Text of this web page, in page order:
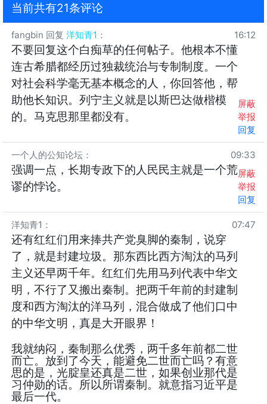
当前共有21条评论
fangbin 回复 洋知青1 ： 16:12
不要回复这个白痴草的任何帖子。他根本不懂
连古希腊都经历过独裁统治与专制制度。一个
对社会科学毫无基本概念的人，你回答他，帮
助他长知识。列宁主义就是以斯巴达做楷模
的。马克思那里都没有。
屏蔽
举报
回复
一个人的公知论坛 ： 09:33
强调一点，长期专政下的人民民主就是一个荒
谬的悖论。
屏蔽
举报
回复
洋知青1 ： 07:47
还有红红们用来捧共产党臭脚的秦制，说穿
了，就是封建垃圾。那东西比西方淘汰的马列
主义还早两千年。红红们先用马列代表中华文
明，不行了又搬出秦制。把两千年前的封建制
度和西方淘汰的洋马列，混合做成了他们口中
的中华文明，真是大开眼界！
我就纳闷，秦制那么优秀，两千多年前都二世
而亡。放到了今天，能避免二世而亡吗？有意
思的是，光腚皇还真是二世，如果创业那代是
习仲勋的话。所以所谓秦制。就意指习近平是
最后一代。